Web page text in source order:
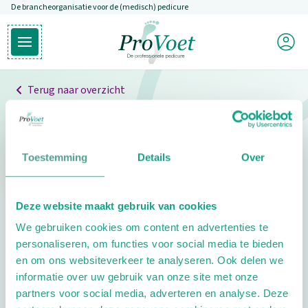
Toestemming Details Over
Deze website maakt gebruik van cookies
We gebruiken cookies om content en advertenties te
personaliseren, om functies voor social media te bieden
en om ons websiteverkeer te analyseren. Ook delen we
informatie over uw gebruik van onze site met onze
partners voor social media, adverteren en analyse. Deze
Overslaan en naar de inhoud gaan
De brancheorganisatie voor de (medisch) pedicure
Open hoofdmenu
Ga naar de homepagina
Mijn
Terug naar overzicht
Professionals
Pedicure niet gevonden
pedicure.